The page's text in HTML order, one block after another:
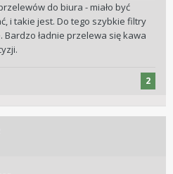
do biura - miało być
i takie jest. Do tego szybkie filtry
ładnie przelewa się kawa
2